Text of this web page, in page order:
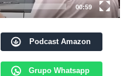
00:59
Podcast Amazon
Grupo Whatsapp